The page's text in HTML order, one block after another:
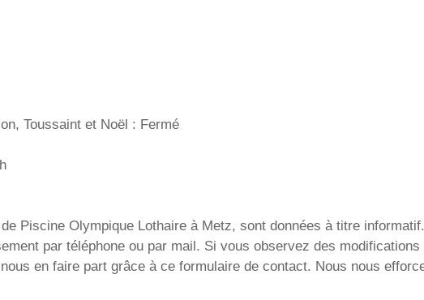
Toussaint et Noël : Fermé
Piscine Olympique Lothaire à Metz, sont données à titre
par téléphone ou par mail. Si vous observez des
en faire part grâce à ce formulaire de contact. Nous nous